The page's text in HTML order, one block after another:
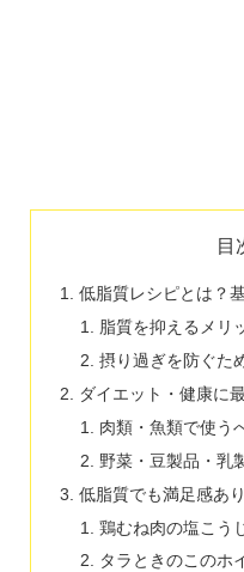
目
低脂質レシピとは？
脂質を抑えるメリ
摂り過ぎを防ぐた
ダイエット・健康に
肉類・魚類で使う
野菜・豆製品・乳
低脂質でも満足感あ
鶏むね肉の塩こう
タラときのこのホ